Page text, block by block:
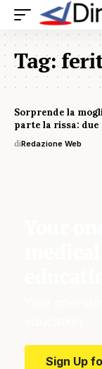
Tag:
Sorprende la
parte la rissa:
diRedazione Web
Sign Up